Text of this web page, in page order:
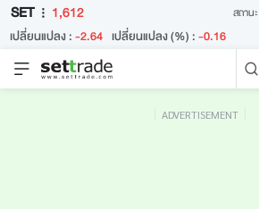
SET 1,612 สถาน
เปลี่ยนแปลง :-2.64 เปลี่ยนแปลง (%) :-0.16
ADVERTISEMENT